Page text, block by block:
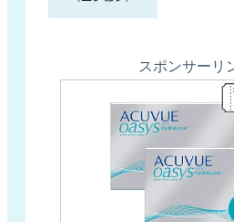
スポンサーリ